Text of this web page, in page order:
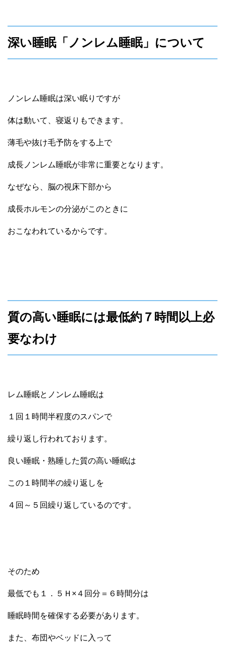
深い睡眠「ノンレム睡眠」について
ノンレム睡眠は深い眠りですが
体は動いて、寝返りもできます。
薄毛や抜け毛予防をする上で
成長ノンレム睡眠が非常に重要となります。
なぜなら、脳の視床下部から
成長ホルモンの分泌がこのときに
おこなわれているからです。
質の高い睡眠には最低約７時間以上必
要なわけ
レム睡眠とノンレム睡眠は
１回１時間半程度のスパンで
繰り返し行われております。
良い睡眠・熟睡した質の高い睡眠は
この１時間半の繰り返しを
４回～５回繰り返しているのです。
そのため
最低でも１．５Ｈ×４回分＝６時間分は
睡眠時間を確保する必要があります。
また、布団やベッドに入って